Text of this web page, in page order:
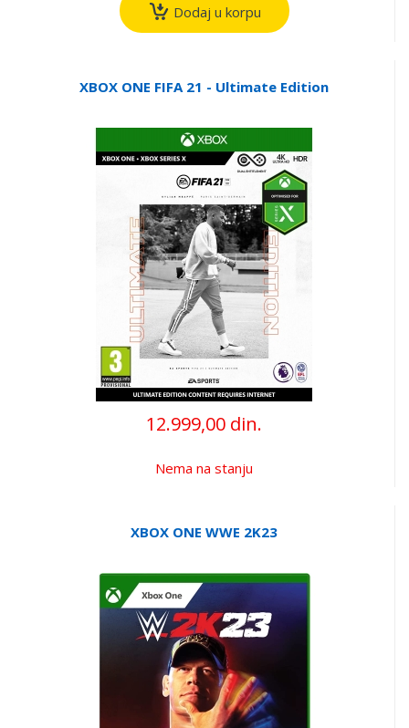
Dodaj u korpu
XBOX ONE FIFA 21 - Ultimate Edition
12.999,00 din.
Nema na stanju
XBOX ONE WWE 2K23